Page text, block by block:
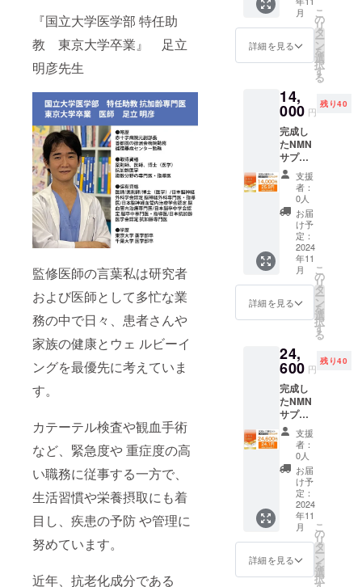
『国立大学医学部 特任助
教 東京大学卒業』 足立
明彦先生
監修医師の言葉私は研究者
および医師として多忙な業
務の中で日々、患者さんや
家族の健康とウェ ルビーイ
ングを最優先に考えていま
す。
カテーテル検査や観血手術
など、緊急度や 重症度の高
い職務に従事する一方で、
生活習慣や栄養摂取にも着
目し、疾患の予防 や管理に
努めています。
近年、抗老化成分である
健康食品
メーカーで
青汁やメタ
を開発。現
在は開発の
プロの友人
と新製品の
開発を行
う。 40歳を
超えてから
年齢から衰
えを強く感
じる中、抗
老化サプリ
の効果に救
われ、より
低価格で販
売し、たく
さんの人た
ちに同じ思
いをしてい
ただきたい
と考えてい
商品
名：
NMN
6000 原
材料
ンアミ
ドモノ
ヌクレ
オチド
(国内製
造)、デ
キスト
リン、
スピル
リナ原
末、赤
ワイン
抽出
物、コ
エンザ
イムＱ
10、植
物プラ
センタ
胎座)／
HPMC
、ステ
アリン
酸Ca、
ビタミ
ンE、ビ
タミン
B1、(一
部に大
豆を含
む) 内容
量（1
袋）：
8.04g(2
月
詳細を見る
こ
の
リ
タ
ー
ン
を
選
択
す
る
14,
000 円
残り40
完成し
たNMN
サプリ
メント
1袋（30
粒） × 9
／ NMN
100mg
あたり
25.9円
商品
名：
NMN
6000 原
材料
ンアミ
ドモノ
ヌクレ
オチド
(国内製
造)、デ
キスト
リン、
スピル
リナ原
末、赤
ワイン
抽出
物、コ
エンザ
イムＱ
10、植
支援
者：
0人
お届
け予
定：
2024
年11
月
詳細を見る
こ
の
リ
タ
ー
ン
を
選
択
す
る
24,
600 円
残り40
完成し
たNMN
サプリ
メント
1袋（30
粒） ×
17／
NMN
100mg
あた
り
24.1円
商品
名：
NMN
支援
者：
0人
お届
け予
定：
2024
年11
月
詳細を見る
こ
の
リ
タ
ー
ン
を
選
択